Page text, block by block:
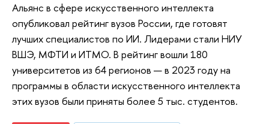
Альянс в сфере искусственного интеллекта
опубликовал рейтинг вузов России, где готовят
лучших специалистов по ИИ. Лидерами стали НИУ
ВШЭ, МФТИ и ИТМО. В рейтинг вошли 180
университетов из 64 регионов — в 2023 году на
программы в области искусственного интеллекта
этих вузов были приняты более 5 тыс. студентов.